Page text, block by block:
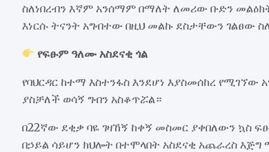
ስለነበረብን እኛም አንሰማም በማለት ለመሪው ቡድን
እነርሱ ትናንት አግብተው በዚህ መልኩ ደስታቸውን ገልፀው
የፍፁም ዓለሙ አስደናቂ ጎል
የባህርዳር ከተማ እስተንፋስ እንደሆነ እያስመሰከረ
ያስቻለች ወሳኝ ግብን አስቆጥሯል።
በ22ኛው ደቂቃ ባዬ ገዛኸኝ ከቀኝ መስመር ያቀበለውን ኳስ
በኃይል ሳይሆን ክህሎት በተሞላበት አስደናቂ አጨራረስ